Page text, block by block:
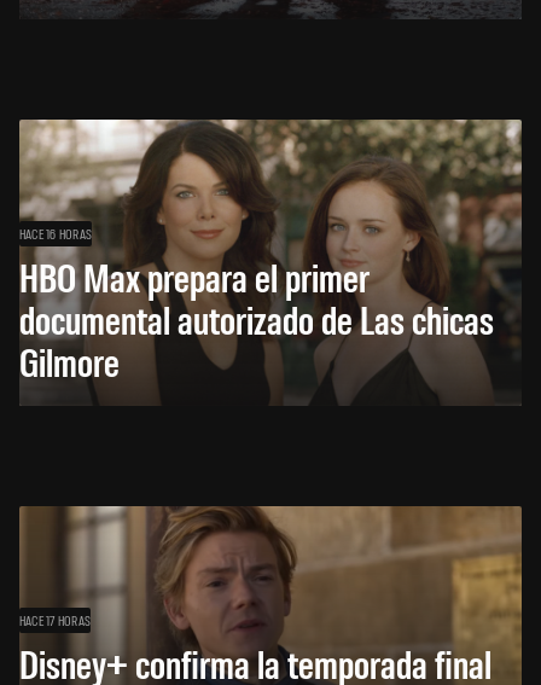
HACE 16 HORAS
HBO Max prepara el primer
documental autorizado de Las chicas
Gilmore
HACE 17 HORAS
Disney+ confirma la temporada final